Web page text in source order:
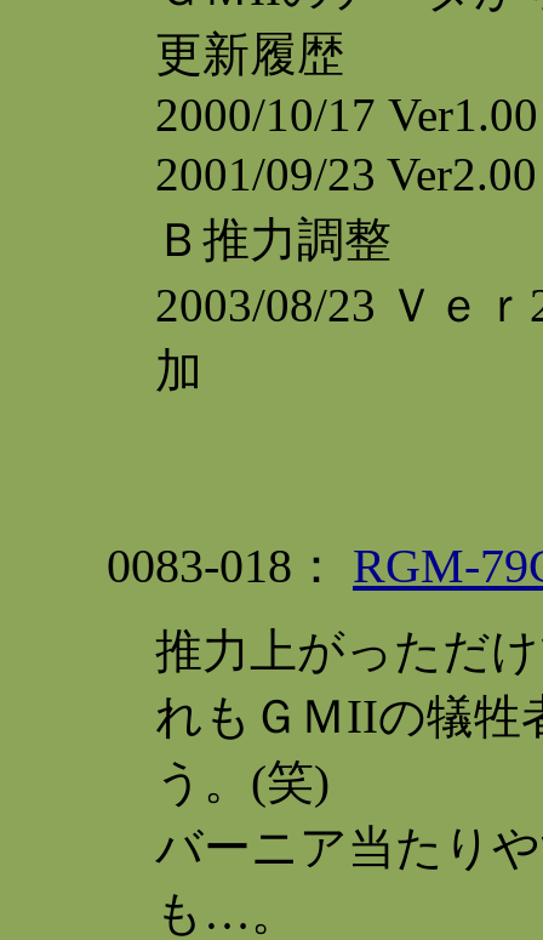
更新履歴
2000/10/17 Ver1.00
2001/09/23
Ｂ推力調整
2003/08/23 Ｖｅ
加
0083-018： RGM-
推力上がっただ
れもＧＭIIの犠牲
う。(笑)
バーニア当たり
も…。